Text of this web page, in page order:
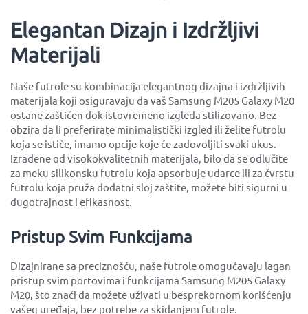
Elegantan Dizajn i Izdržljivi
Materijali
Naše futrole su kombinacija elegantnog dizajna i izdržljivih
materijala koji osiguravaju da vaš Samsung M205 Galaxy M20
ostane zaštićen dok istovremeno izgleda stilizovano. Bez
obzira da li preferirate minimalistički izgled ili želite futrolu
koja se ističe, imamo opcije koje će zadovoljiti svaki ukus.
Izrađene od visokokvalitetnih materijala, bilo da se odlučite
za meku silikonsku futrolu koja apsorbuje udarce ili za čvrstu
futrolu koja pruža dodatni sloj zaštite, možete biti sigurni u
dugotrajnost i efikasnost.
Pristup Svim Funkcijama
Dizajnirane sa preciznošću, naše futrole omogućavaju lagan
pristup svim portovima i funkcijama Samsung M205 Galaxy
M20, što znači da možete uživati u besprekornom korišćenju
vašeg uređaja, bez potrebe za skidanjem futrole.